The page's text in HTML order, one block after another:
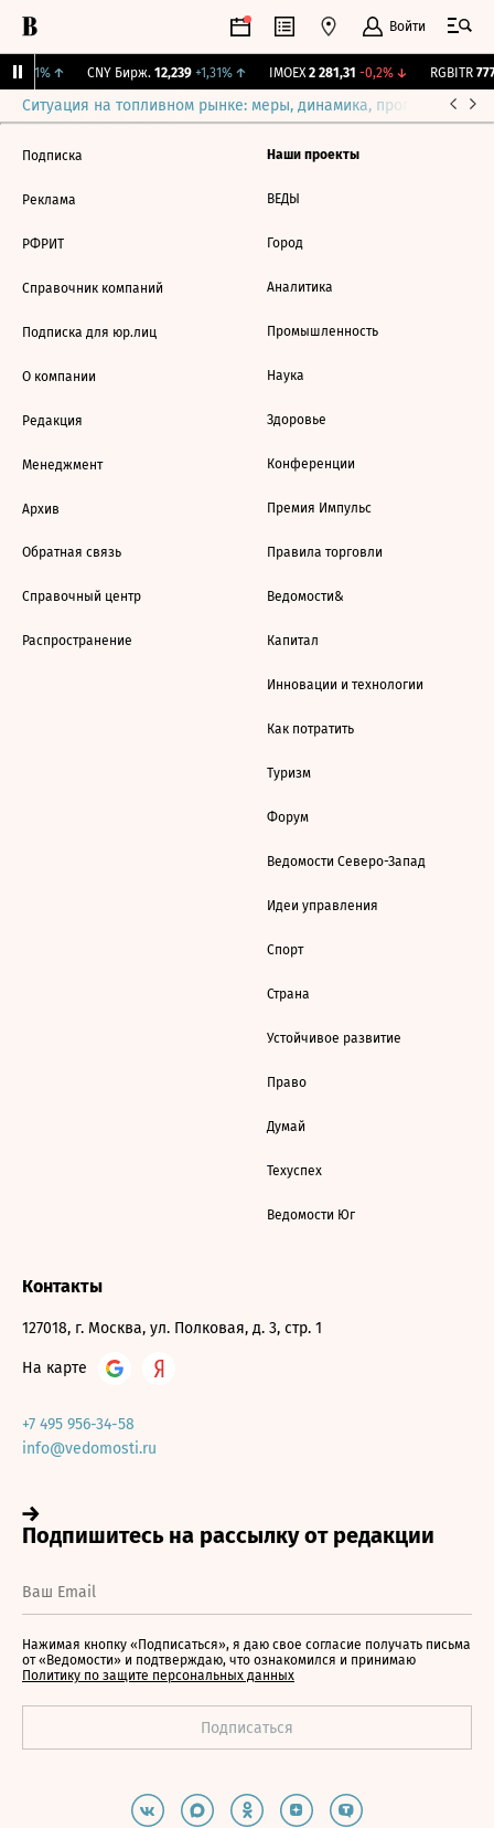
Войти
+0,1%↑ CNY Бирж. 12,239 +1,31%↑ IMOEX 2 281,31 -0,2%↓ RGBITR
Ситуация на топливном рынке: меры, динамика, прогнозы
Подписка
Реклама
РФРИТ
Справочник компаний
Подписка для юр.лиц
О компании
Редакция
Менеджмент
Архив
Обратная связь
Справочный центр
Распространение
Наши проекты
ВЕДЫ
Город
Аналитика
Промышленность
Наука
Здоровье
Конференции
Премия Импульс
Правила торговли
Ведомости&
Капитал
Инновации и технологии
Как потратить
Туризм
Форум
Ведомости Северо-Запад
Идеи управления
Спорт
Страна
Устойчивое развитие
Право
Думай
Техуспех
Ведомости Юг
Контакты
127018, г. Москва, ул. Полковая, д. 3, стр. 1
На карте
+7 495 956-34-58
info@vedomosti.ru
Нажимая кнопку «Подписаться», я даю свое согласие получать письма
от «Ведомости» и подтверждаю, что ознакомился и принимаю
Политику по защите персональных данных